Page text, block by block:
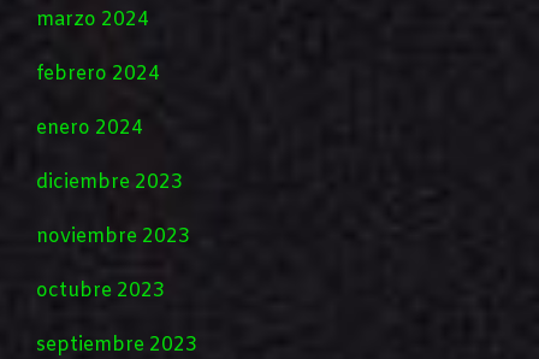
marzo 2024
febrero 2024
enero 2024
diciembre 2023
noviembre 2023
octubre 2023
septiembre 2023